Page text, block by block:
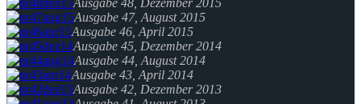
Ausgabe 47, August 2015
Ausgabe 46, April 2015
Ausgabe 45, Dezember 2014
Ausgabe 44, August 2014
Ausgabe 43, April 2014
Ausgabe 42, Dezember 2013